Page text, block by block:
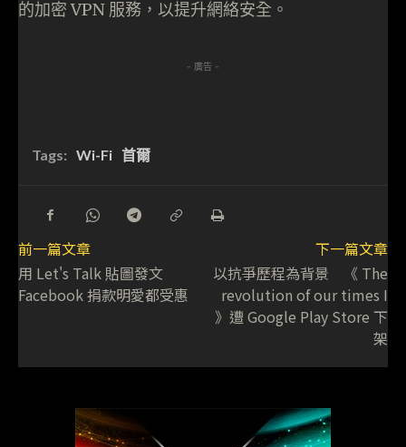
的加密 VPN 服務，以提升網絡安全。
- 廣告 -
Tags: Wi-Fi 首爾
前一篇文章
用 Let's Talk 貼圖發文
Facebook 捐款明愛都受惠
下一篇文章
以抗爭歷程為背景 《 The
revolution of our times I
》遭 Google Play Store 下
架